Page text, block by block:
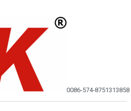
0086-574-87513138